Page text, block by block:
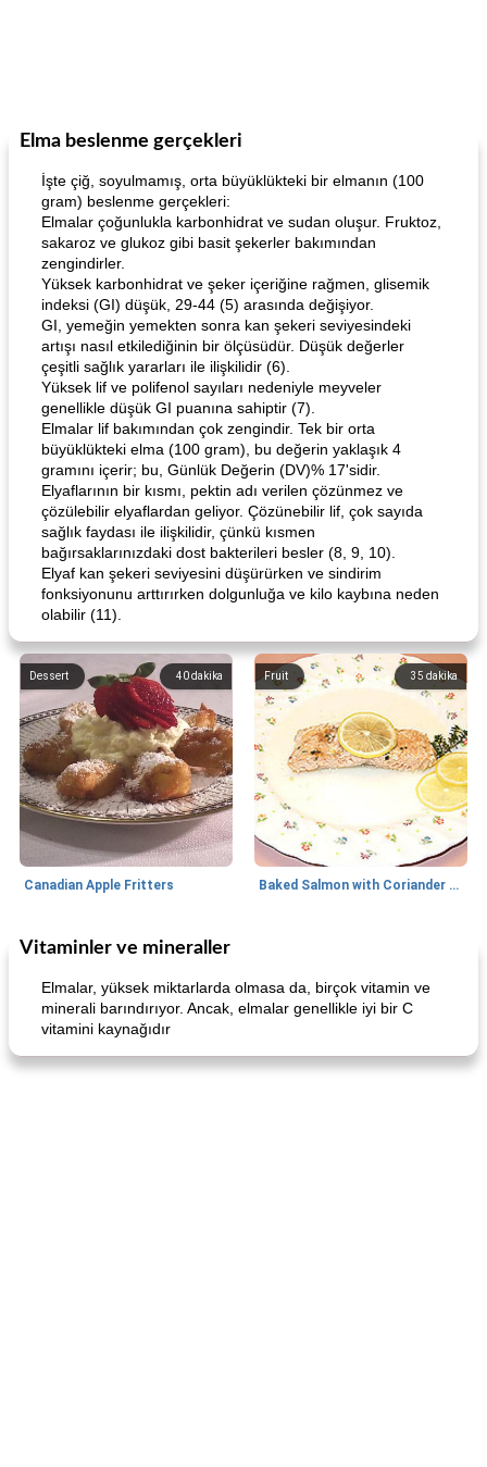
Elma beslenme gerçekleri
İşte çiğ, soyulmamış, orta büyüklükteki bir elmanın (100
gram) beslenme gerçekleri:
Elmalar çoğunlukla karbonhidrat ve sudan oluşur. Fruktoz,
sakaroz ve glukoz gibi basit şekerler bakımından
zengindirler.
Yüksek karbonhidrat ve şeker içeriğine rağmen, glisemik
indeksi (GI) düşük, 29-44 (5) arasında değişiyor.
GI, yemeğin yemekten sonra kan şekeri seviyesindeki
artışı nasıl etkilediğinin bir ölçüsüdür. Düşük değerler
çeşitli sağlık yararları ile ilişkilidir (6).
Yüksek lif ve polifenol sayıları nedeniyle meyveler
genellikle düşük GI puanına sahiptir (7).
Elmalar lif bakımından çok zengindir. Tek bir orta
büyüklükteki elma (100 gram), bu değerin yaklaşık 4
gramını içerir; bu, Günlük Değerin (DV)% 17'sidir.
Elyaflarının bir kısmı, pektin adı verilen çözünmez ve
çözülebilir elyaflardan geliyor. Çözünebilir lif, çok sayıda
sağlık faydası ile ilişkilidir, çünkü kısmen
bağırsaklarınızdaki dost bakterileri besler (8, 9, 10).
Elyaf kan şekeri seviyesini düşürürken ve sindirim
fonksiyonunu arttırırken dolgunluğa ve kilo kaybına neden
olabilir (11).
40dakika
Dessert
Canadian Apple Fritters
35 dakika
Fruit
Baked Salmon with Coriander and Thyme
65dakika
Boneless Chicken Recipes
Vitaminler ve mineraller
Elmalar, yüksek miktarlarda olmasa da, birçok vitamin ve
minerali barındırıyor. Ancak, elmalar genellikle iyi bir C
vitamini kaynağıdır